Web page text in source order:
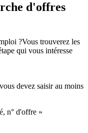
d'offres
?Vous trouverez les
qui vous intéresse
devez saisir au moins
n° d'offre »